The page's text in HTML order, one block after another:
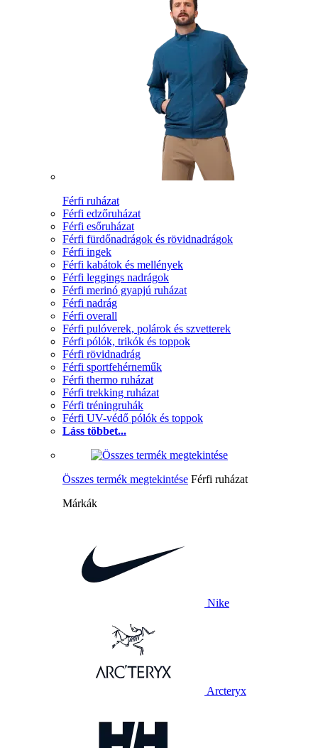
Férfi ruházat
Férfi edzőruházat
Férfi esőruházat
Férfi fürdőnadrágok és rövidnadrágok
Férfi ingek
Férfi kabátok és mellények
Férfi leggings nadrágok
Férfi merinó gyapjú ruházat
Férfi nadrág
Férfi overall
Férfi pulóverek, polárok és szvetterek
Férfi pólók, trikók és toppok
Férfi rövidnadrág
Férfi sportfehérneműk
Férfi thermo ruházat
Férfi trekking ruházat
Férfi tréningruhák
Férfi UV-védő pólók és toppok
Láss többet...
Összes termék megtekintése Férfi ruházat
Márkák
Nike
Arcteryx